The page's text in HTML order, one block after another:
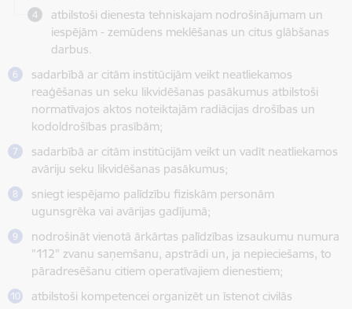
atbilstoši dienesta tehniskajam nodrošinājumam un
iespējām - zemūdens meklēšanas un citus glābšanas
darbus.
sadarbībā ar citām institūcijām veikt neatliekamos
reaģēšanas un seku likvidēšanas pasākumus atbilstoši
normatīvajos aktos noteiktajām radiācijas drošības un
kodoldrošības prasībām;
sadarbībā ar citām institūcijām veikt un vadīt neatliekamos
avāriju seku likvidēšanas pasākumus;
sniegt iespējamo palīdzību fiziskām personām
ugunsgrēka vai avārijas gadījumā;
nodrošināt vienotā ārkārtas palīdzības izsaukumu numura
"112" zvanu saņemšanu, apstrādi un, ja nepieciešams, to
pāradresēšanu citiem operatīvajiem dienestiem;
atbilstoši kompetencei organizēt un īstenot civilās